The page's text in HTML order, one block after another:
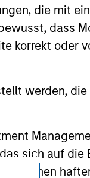
die mit
dass
korrekt oder
werden,
sich auf die